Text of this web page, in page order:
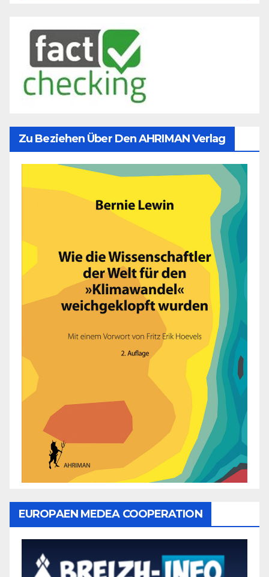
Zu Beziehen Über Den AHRIMAN Verlag
EUROPAEN MEDEA COOPERATION